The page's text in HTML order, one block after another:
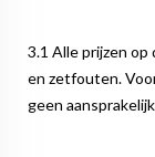
3.1 Alle prijzen
en zetfouten.
geen